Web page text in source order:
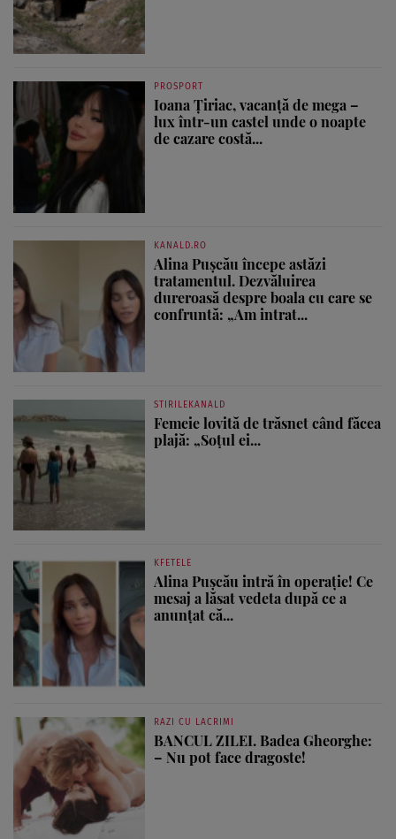
PROSPORT
Ioana Țiriac, vacanță de mega –
lux într-un castel unde o noapte
de cazare costă...
KANALD.RO
Alina Pușcău începe astăzi
tratamentul. Dezvăluirea
dureroasă despre boala cu care se
confruntă: „Am intrat...
STIRILEKANALD
Femeie lovită de trăsnet când făcea
plajă: „Soțul ei...
KFETELE
Alina Pușcău intră în operație! Ce
mesaj a lăsat vedeta după ce a
anunțat că...
RAZI CU LACRIMI
BANCUL ZILEI. Badea Gheorghe:
– Nu pot face dragoste!